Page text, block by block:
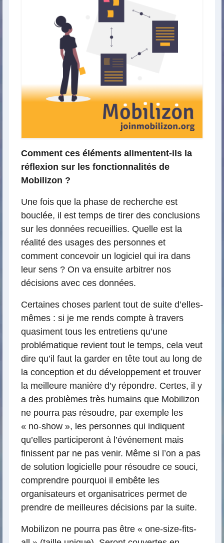
Comment ces éléments alimentent-ils la
réflexion sur les fonctionnalités de
Mobilizon ?
Une fois que la phase de recherche est
bouclée, il est temps de tirer des conclusions
sur les données recueillies. Quelle est la
réalité des usages des personnes et
comment concevoir un logiciel qui ira dans
leur sens ? On va ensuite arbitrer nos
décisions avec ces données.
Certaines choses parlent tout de suite d’elles-
mêmes : si je me rends compte à travers
quasiment tous les entretiens qu’une
problématique revient tout le temps, cela veut
dire qu’il faut la garder en tête tout au long de
la conception et du développement et trouver
la meilleure manière d’y répondre. Certes, il y
a des problèmes très humains que Mobilizon
ne pourra pas résoudre, par exemple les
« no-show », les personnes qui indiquent
qu’elles participeront à l’événement mais
finissent par ne pas venir. Même si l’on a pas
de solution logicielle pour résoudre ce souci,
comprendre pourquoi il embête les
organisateurs et organisatrices permet de
prendre de meilleures décisions par la suite.
Mobilizon ne pourra pas être « one-size-fits-